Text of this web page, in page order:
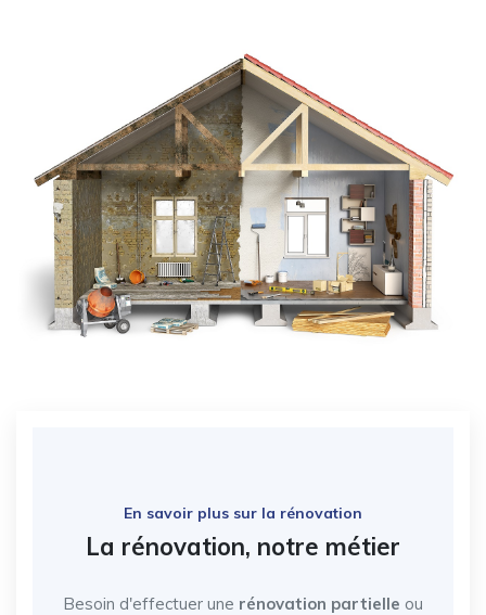
En savoir plus sur la rénovation
La rénovation, notre métier
Besoin d'effectuer une rénovation partielle ou